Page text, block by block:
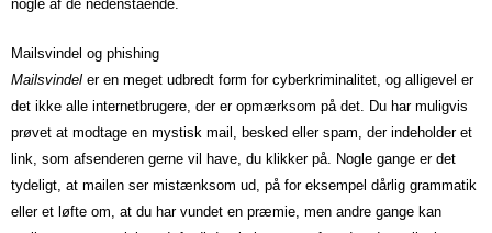
nogle af de nedenstående.
Mailsvindel og phishing
Mailsvindel er en meget udbredt form for cyberkriminalitet, og alligevel er
det ikke alle internetbrugere, der er opmærksom på det. Du har muligvis
prøvet at modtage en mystisk mail, besked eller spam, der indeholder et
link, som afsenderen gerne vil have, du klikker på. Nogle gange er det
tydeligt, at mailen ser mistænksom ud, på for eksempel dårlig grammatik
eller et løfte om, at du har vundet en præmie, men andre gange kan